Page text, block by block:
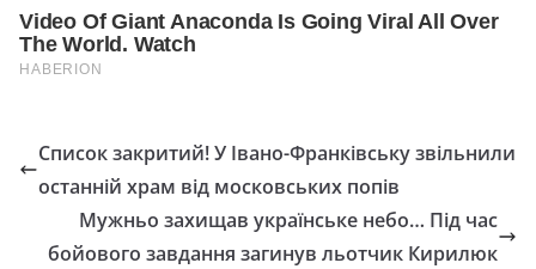
Список закритий! У Івано-Франківську звільнили
останній храм від московських попів
Мужньо захищав українське небо… Під час
бойового завдання загинув льотчик Кирилюк